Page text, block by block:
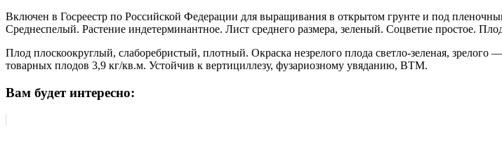
Включен в Госреестр по Российской Федерации для выращивания в открытом грунте и под
Среднеспелый. Растение индетерминантное. Лист среднего размера, зеленый. Соцветие простое.
Плод плоскоокруглый, слаборебристый, плотный. Окраска незрелого плода светло-зеленая,
товарных плодов 3,9 кг/кв.м. Устойчив к вертициллезу, фузариозному увяданию, ВТМ.
Вам будет интересно: